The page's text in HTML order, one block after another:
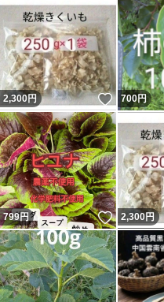
2,300円 いいね！
700円
799円 いいね！
2,300円